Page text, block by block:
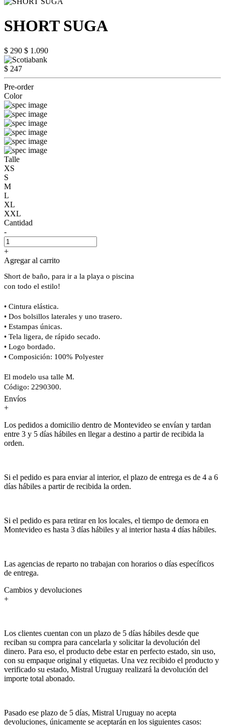
SHORT SUGA
$ 290 $ 1.090
$ 247
Pre-order
Color
Talle
XS
S
M
L
XL
XXL
Cantidad
-
+
Agregar al carrito
Short de baño, para ir a la playa o piscina
con todo el estilo!
• Cintura elástica.
• Dos bolsillos laterales y uno trasero.
• Estampas únicas.
• Tela ligera, de rápido secado.
• Logo bordado.
• Composición: 100% Polyester
El modelo usa talle M.
Código: 2290300.
Envíos
+
Los pedidos a domicilio dentro de Montevideo se envían y tardan
entre 3 y 5 días hábiles en llegar a destino a partir de recibida la
orden.
Si el pedido es para enviar al interior, el plazo de entrega es de 4 a 6
días hábiles a partir de recibida la orden.
Si el pedido es para retirar en los locales, el tiempo de demora en
Montevideo es hasta 3 días hábiles y al interior hasta 4 días hábiles.
Las agencias de reparto no trabajan con horarios o días específicos
de entrega.
Cambios y devoluciones
+
Los clientes cuentan con un plazo de 5 días hábiles desde que
reciban su compra para cancelarla y solicitar la devolución del
dinero. Para eso, el producto debe estar en perfecto estado, sin uso,
con su empaque original y etiquetas. Una vez recibido el producto y
verificado su estado, Mistral Uruguay realizará la devolución del
importe total abonado.
Pasado ese plazo de 5 días, Mistral Uruguay no acepta
devoluciones, únicamente se aceptarán en los siguientes casos: